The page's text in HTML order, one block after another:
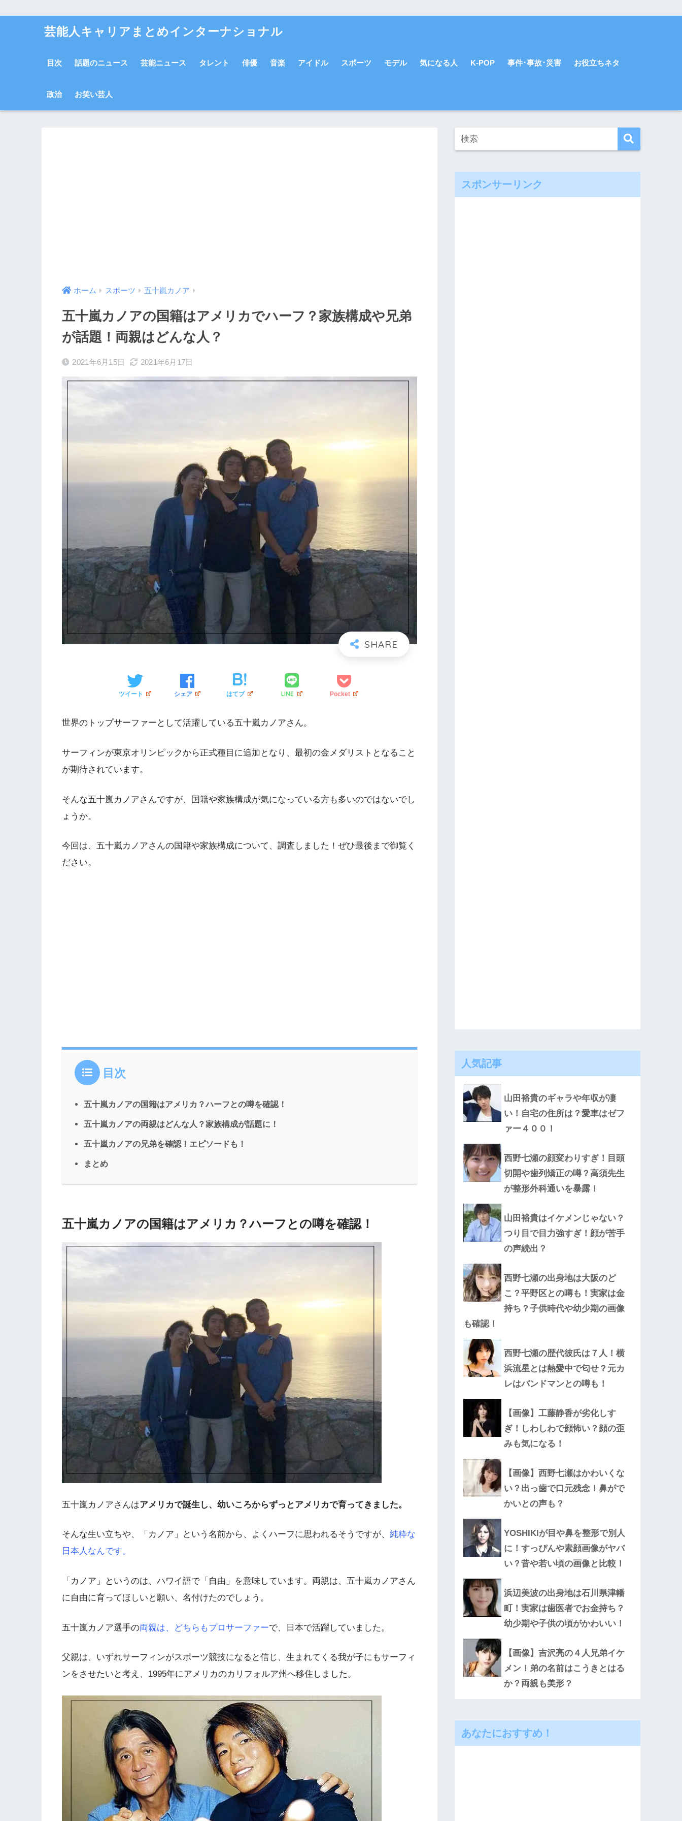
芸能人キャリアまとめインターナショナル
目次 話題のニュース 芸能ニュース タレント 俳優 音楽 アイドル スポーツ モデル 気になる人 K-POP 事件･事故･災害 お役立ちネタ
政治 お笑い芸人
ホーム スポーツ 五十嵐カノア
五十嵐カノアの国籍はアメリカでハーフ？家族構成や兄弟
が話題！両親はどんな人？
2021年6月15日 2021年6月17日
ツイート シェア はてブ LINE Pocket
世界のトップサーファーとして活躍している五十嵐カノアさん。
サーフィンが東京オリンピックから正式種目に追加となり、最初の金メダリストとなること
が期待されています。
そんな五十嵐カノアさんですが、国籍や家族構成が気になっている方も多いのではないでし
ょうか。
今回は、五十嵐カノアさんの国籍や家族構成について、調査しました！ぜひ最後まで御覧く
ださい。
目次
五十嵐カノアの国籍はアメリカ？ハーフとの噂を確認！
五十嵐カノアの両親はどんな人？家族構成が話題に！
五十嵐カノアの兄弟を確認！エピソードも！
まとめ
五十嵐カノアの国籍はアメリカ？ハーフとの噂を確認！
五十嵐カノアさんはアメリカで誕生し、幼いころからずっとアメリカで育ってきました。
そんな生い立ちや、「カノア」という名前から、よくハーフに思われるそうですが、 純粋な
日本人なんです。
「カノア」というのは、ハワイ語で「自由」を意味しています。両親は、五十嵐カノアさん
に自由に育ってほしいと願い、名付けたのでしょう。
五十嵐カノア選手の両親は、どちらもプロサーファーで、日本で活躍していました。
父親は、いずれサーフィンがスポーツ競技になると信じ、生まれてくる我が子にもサーフィ
ンをさせたいと考え、1995年にアメリカのカリフォルア州へ移住しました。
スポンサーリンク
人気記事
山田裕貴のギャラや年収が凄
い！自宅の住所は？愛車はゼフ
ァー４００！
西野七瀬の顔変わりすぎ！目頭
切開や歯列矯正の噂？高須先生
が整形外科通いを暴露！
山田裕貴はイケメンじゃない？
つり目で目力強すぎ！顔が苦手
の声続出？
西野七瀬の出身地は大阪のど
こ？平野区との噂も！実家は金
持ち？子供時代や幼少期の画像
も確認！
西野七瀬の歴代彼氏は７人！横
浜流星とは熱愛中で匂せ？元カ
レはバンドマンとの噂も！
【画像】工藤静香が劣化しす
ぎ！しわしわで顔怖い？顔の歪
みも気になる！
【画像】西野七瀬はかわいくな
い？出っ歯で口元残念！鼻がで
かいとの声も？
YOSHIKIが目や鼻を整形で別人
に！すっぴんや素顔画像がヤバ
い？昔や若い頃の画像と比較！
浜辺美波の出身地は石川県津幡
町！実家は歯医者でお金持ち？
幼少期や子供の頃がかわいい！
【画像】吉沢亮の４人兄弟イケ
メン！弟の名前はこうきとはる
か？両親も美形？
あなたにおすすめ！